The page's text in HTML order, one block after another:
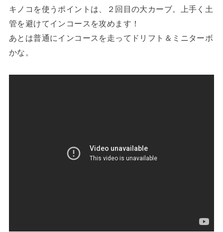
キノコを使うポイントは、２回目の大カーブ。上手く土
管を避けてインコースを攻めます！
あとは普通にインコースを走ってドリフト＆ミニターボ
かな。